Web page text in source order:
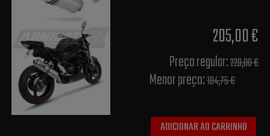
205,00 €
Preço regular:220,00 €
Menor preço:184,75 €
ADICIONAR AO CARRINHO